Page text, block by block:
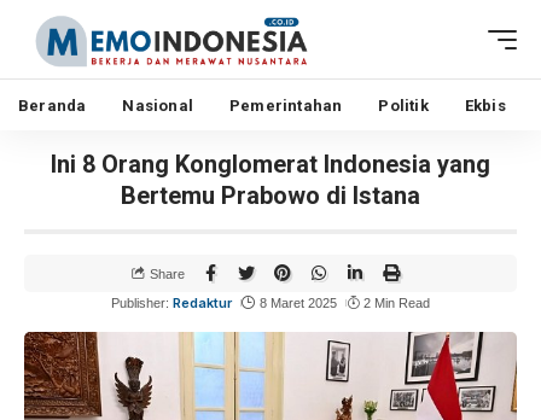
Beranda Nasional Pemerintahan Politik Ekbis
Ini 8 Orang Konglomerat Indonesia yang
Bertemu Prabowo di Istana
Publisher: Redaktur 8 Maret 2025 2 Min Read
Share